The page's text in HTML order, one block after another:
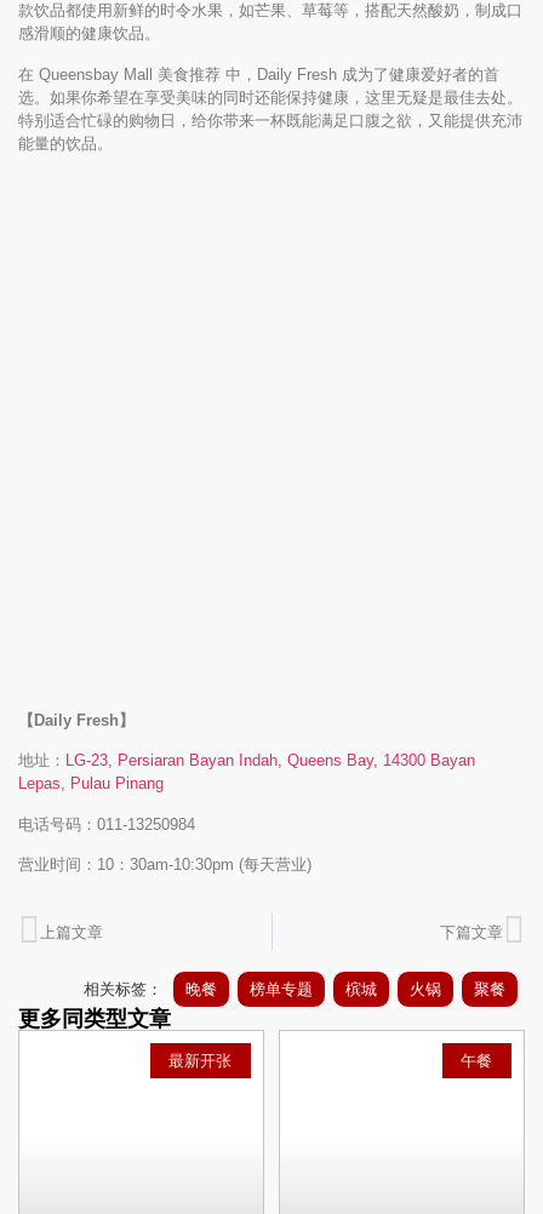
款饮品都使用新鲜的时令水果，如芒果、草莓等，搭配天然酸奶，制成口
感滑顺的健康饮品。
在 Queensbay Mall 美食推荐 中，Daily Fresh 成为了健康爱好者的首
选。如果你希望在享受美味的同时还能保持健康，这里无疑是最佳去处。
特别适合忙碌的购物日，给你带来一杯既能满足口腹之欲，又能提供充沛
能量的饮品。
【Daily Fresh】
地址： LG-23, Persiaran Bayan Indah, Queens Bay, 14300 Bayan
Lepas, Pulau Pinang
电话号码：011-13250984
营业时间：10：30am-10:30pm (每天营业)
上篇文章 下篇文章
最新开张 午餐
相关标签： 晚餐 榜单专题 槟城 火锅 聚餐
更多同类型文章